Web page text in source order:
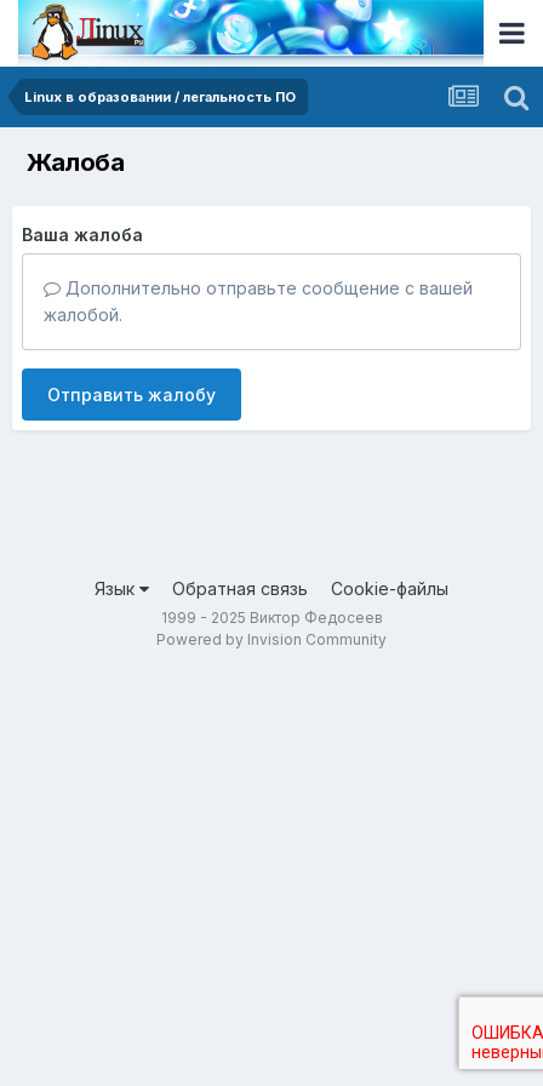
Linux в образовании / легальность ПО
Жалоба
Ваша жалоба
Дополнительно отправьте сообщение с вашей
жалобой.
Отправить жалобу
Язык Обратная связь Cookie-файлы
1999 - 2025 Виктор Федосеев
Powered by Invision Community